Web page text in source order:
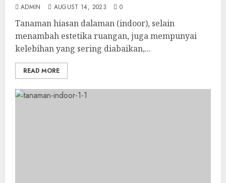
ADMIN AUGUST 14, 2023 0
Tanaman hiasan dalaman (indoor), selain
menambah estetika ruangan, juga mempunyai
kelebihan yang sering diabaikan,...
READ MORE